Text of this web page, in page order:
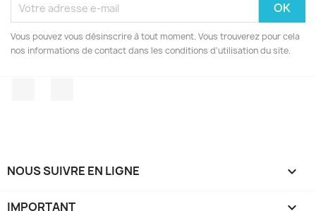
Vous pouvez vous désinscrire à tout moment. Vous trouverez pour cela
nos informations de contact dans les conditions d'utilisation du site.
NOUS SUIVRE EN LIGNE 
IMPORTANT 